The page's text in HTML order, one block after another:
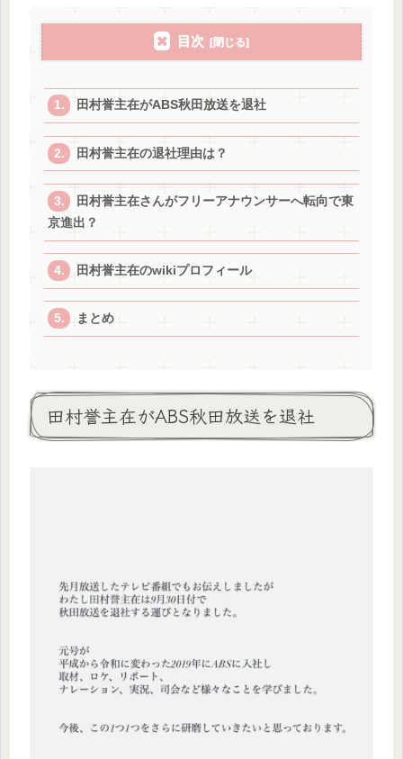
目次
田村誉主在がABS秋田放送を退社
田村誉主在の退社理由は？
田村誉主在さんがフリーアナウンサーへ転向で東
京進出？
田村誉主在のwikiプロフィール
まとめ
田村誉主在がABS秋田放送を退社